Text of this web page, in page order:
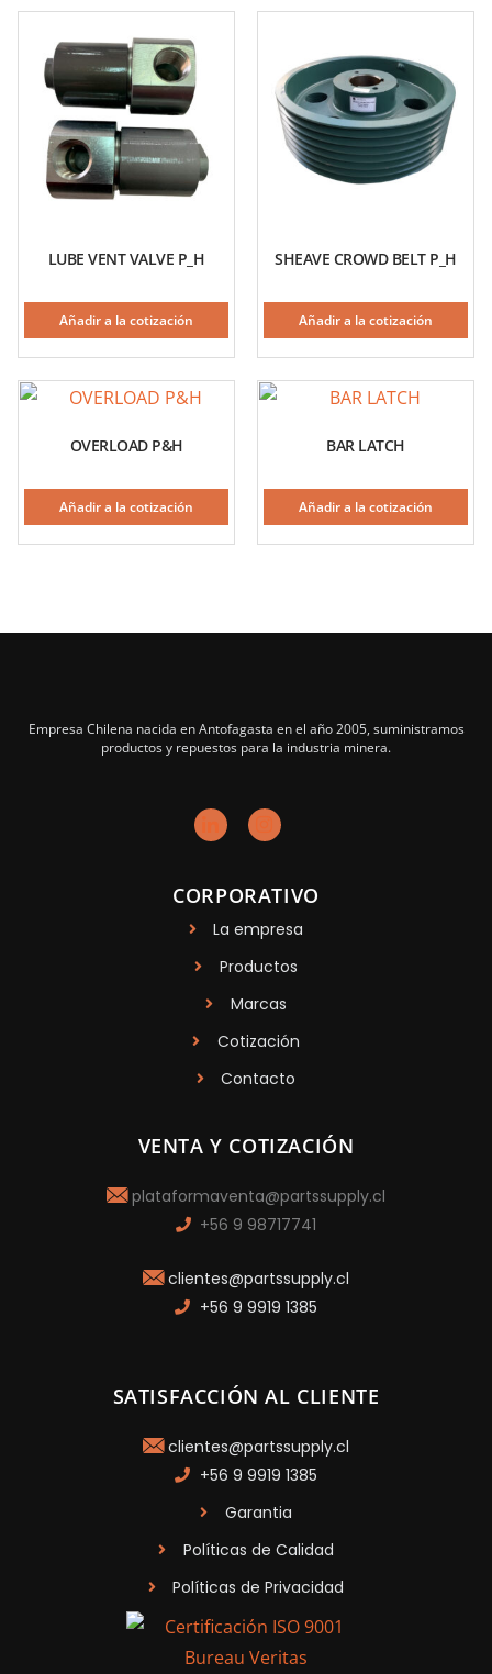
LUBE VENT VALVE P_H
Añadir a la cotización
SHEAVE CROWD BELT P_H
Añadir a la cotización
OVERLOAD P&H
Añadir a la cotización
BAR LATCH
Añadir a la cotización
Empresa Chilena nacida en Antofagasta en el año 2005, suministramos
productos y repuestos para la industria minera.
CORPORATIVO
La empresa
Productos
Marcas
Cotización
Contacto
VENTA Y COTIZACIÓN
plataformaventa@partssupply.cl
+56 9 98717741
clientes@partssupply.cl
+56 9 9919 1385
SATISFACCIÓN AL CLIENTE
clientes@partssupply.cl
+56 9 9919 1385
Garantia
Políticas de Calidad
Políticas de Privacidad